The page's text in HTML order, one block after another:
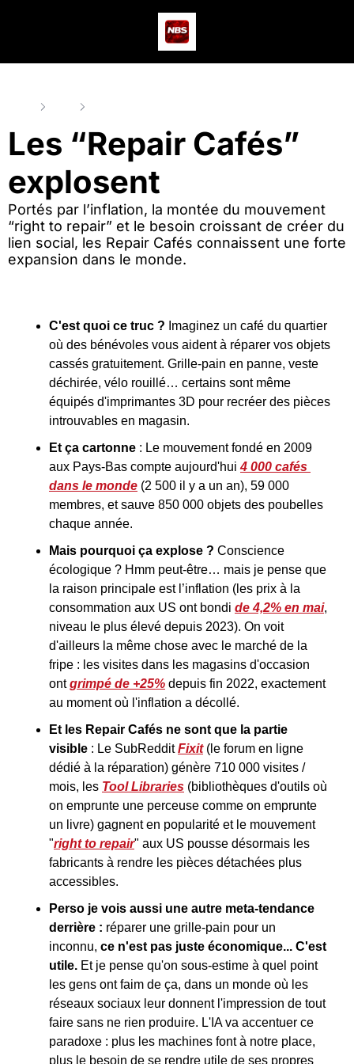
Les “Repair Cafés”
explosent
Portés par l’inflation, la montée du mouvement
“right to repair” et le besoin croissant de créer du
lien social, les Repair Cafés connaissent une forte
expansion dans le monde.
C'est quoi ce truc ? Imaginez un café du quartier
où des bénévoles vous aident à réparer vos objets
cassés gratuitement. Grille-pain en panne, veste
déchirée, vélo rouillé… certains sont même
équipés d'imprimantes 3D pour recréer des pièces
introuvables en magasin.
Et ça cartonne : Le mouvement fondé en 2009
aux Pays-Bas compte aujourd'hui 4 000 cafés
dans le monde (2 500 il y a un an), 59 000
membres, et sauve 850 000 objets des poubelles
chaque année.
Mais pourquoi ça explose ? Conscience
écologique ? Hmm peut-être… mais je pense que
la raison principale est l’inflation (les prix à la
consommation aux US ont bondi de 4,2% en mai,
niveau le plus élevé depuis 2023). On voit
d'ailleurs la même chose avec le marché de la
fripe : les visites dans les magasins d'occasion
ont grimpé de +25% depuis fin 2022, exactement
au moment où l'inflation a décollé.
Et les Repair Cafés ne sont que la partie
visible : Le SubReddit Fixit (le forum en ligne
dédié à la réparation) génère 710 000 visites /
mois, les Tool Libraries (bibliothèques d'outils où
on emprunte une perceuse comme on emprunte
un livre) gagnent en popularité et le mouvement
"right to repair" aux US pousse désormais les
fabricants à rendre les pièces détachées plus
accessibles.
Perso je vois aussi une autre meta-tendance
derrière : réparer une grille-pain pour un
inconnu, ce n'est pas juste économique... C'est
utile. Et je pense qu'on sous-estime à quel point
les gens ont faim de ça, dans un monde où les
réseaux sociaux leur donnent l'impression de tout
faire sans ne rien produire. L'IA va accentuer ce
paradoxe : plus les machines font à notre place,
plus le besoin de se rendre utile de ses propres